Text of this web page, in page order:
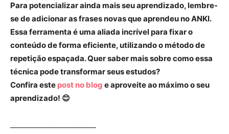
Para potencializar ainda mais seu aprendizado, lembre-
se de adicionar as frases novas que aprendeu no ANKI.
Essa ferramenta é uma aliada incrível para fixar o
conteúdo de forma eficiente, utilizando o método de
repetição espaçada. Quer saber mais sobre como essa
técnica pode transformar seus estudos?
Confira este post no blog e aproveite ao máximo o seu
aprendizado! 😊